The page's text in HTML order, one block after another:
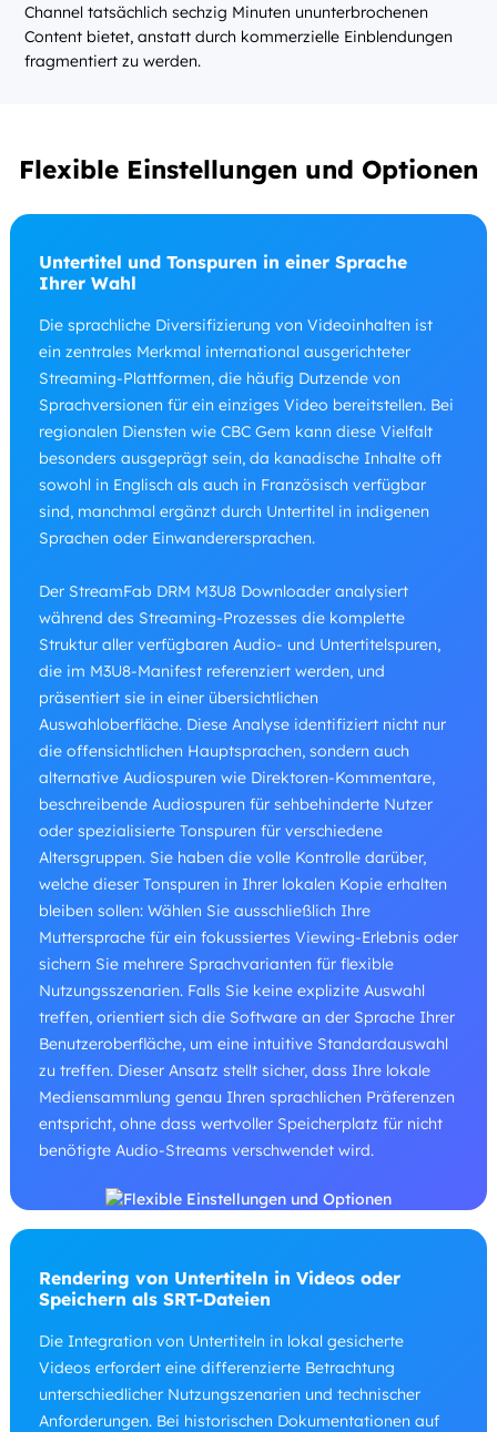
Channel tatsächlich sechzig Minuten ununterbrochenen
Content bietet, anstatt durch kommerzielle Einblendungen
fragmentiert zu werden.
Flexible Einstellungen und Optionen
Untertitel und Tonspuren in einer Sprache
Ihrer Wahl
Die sprachliche Diversifizierung von Videoinhalten ist
ein zentrales Merkmal international ausgerichteter
Streaming-Plattformen, die häufig Dutzende von
Sprachversionen für ein einziges Video bereitstellen. Bei
regionalen Diensten wie CBC Gem kann diese Vielfalt
besonders ausgeprägt sein, da kanadische Inhalte oft
sowohl in Englisch als auch in Französisch verfügbar
sind, manchmal ergänzt durch Untertitel in indigenen
Sprachen oder Einwanderersprachen.
Der StreamFab DRM M3U8 Downloader analysiert
während des Streaming-Prozesses die komplette
Struktur aller verfügbaren Audio- und Untertitelspuren,
die im M3U8-Manifest referenziert werden, und
präsentiert sie in einer übersichtlichen
Auswahloberfläche. Diese Analyse identifiziert nicht nur
die offensichtlichen Hauptsprachen, sondern auch
alternative Audiospuren wie Direktoren-Kommentare,
beschreibende Audiospuren für sehbehinderte Nutzer
oder spezialisierte Tonspuren für verschiedene
Altersgruppen. Sie haben die volle Kontrolle darüber,
welche dieser Tonspuren in Ihrer lokalen Kopie erhalten
bleiben sollen: Wählen Sie ausschließlich Ihre
Muttersprache für ein fokussiertes Viewing-Erlebnis oder
sichern Sie mehrere Sprachvarianten für flexible
Nutzungsszenarien. Falls Sie keine explizite Auswahl
treffen, orientiert sich die Software an der Sprache Ihrer
Benutzeroberfläche, um eine intuitive Standardauswahl
zu treffen. Dieser Ansatz stellt sicher, dass Ihre lokale
Mediensammlung genau Ihren sprachlichen Präferenzen
entspricht, ohne dass wertvoller Speicherplatz für nicht
benötigte Audio-Streams verschwendet wird.
Rendering von Untertiteln in Videos oder
Speichern als SRT-Dateien
Die Integration von Untertiteln in lokal gesicherte
Videos erfordert eine differenzierte Betrachtung
unterschiedlicher Nutzungszenarien und technischer
Anforderungen. Bei historischen Dokumentationen auf